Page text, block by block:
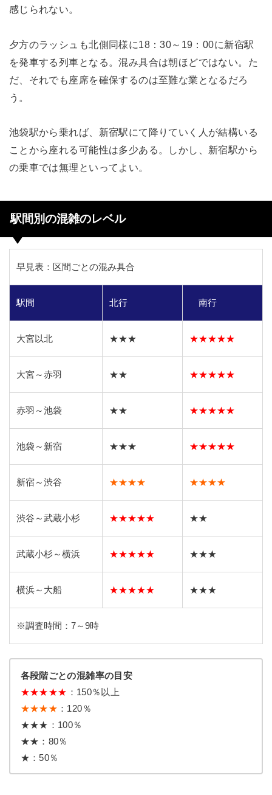
感じられない。
夕方のラッシュも北側同様に18：30～19：00に新宿駅
を発車する列車となる。混み具合は朝ほどではない。た
だ、それでも座席を確保するのは至難な業となるだろ
う。
池袋駅から乗れば、新宿駅にて降りていく人が結構いる
ことから座れる可能性は多少ある。しかし、新宿駅から
の乗車では無理といってよい。
駅間別の混雑のレベル
早見表：区間ごとの混み具合
駅間 北行 南行
大宮以北 ★★★ ★★★★★
大宮～赤羽 ★★ ★★★★★
赤羽～池袋 ★★ ★★★★★
池袋～新宿 ★★★ ★★★★★
新宿～渋谷 ★★★★ ★★★★
渋谷～武蔵小杉 ★★★★★ ★★
武蔵小杉～横浜 ★★★★★ ★★★
横浜～大船 ★★★★★ ★★★
※調査時間：7～9時
各段階ごとの混雑率の目安
★★★★★ ：150％以上
★★★★ ：120％
★★★：100％
★★：80％
★：50％